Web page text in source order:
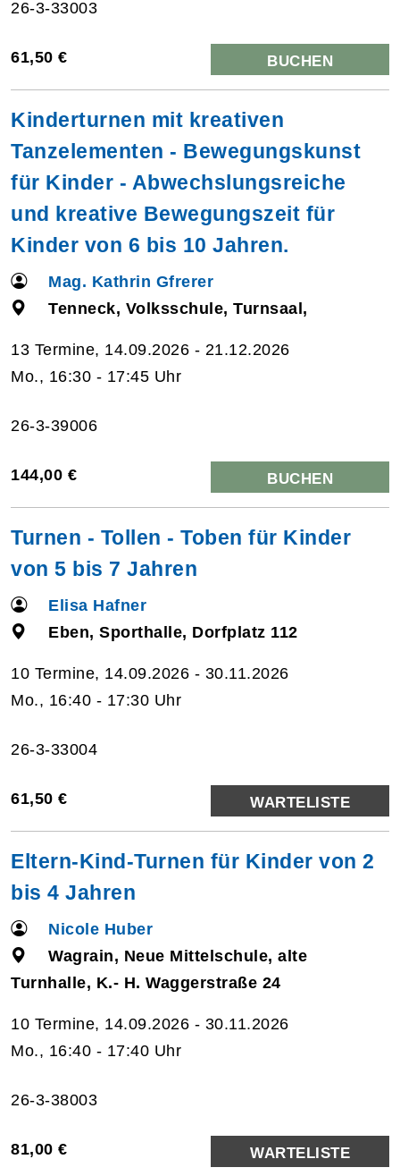
26-3-33003
61,50 € BUCHEN
Kinderturnen mit kreativen
Tanzelementen - Bewegungskunst
für Kinder - Abwechslungsreiche
und kreative Bewegungszeit für
Kinder von 6 bis 10 Jahren.
Mag. Kathrin Gfrerer
Tenneck, Volksschule, Turnsaal,
13 Termine, 14.09.2026 - 21.12.2026
Mo., 16:30 - 17:45 Uhr
26-3-39006
144,00 € BUCHEN
Turnen - Tollen - Toben für Kinder
von 5 bis 7 Jahren
Elisa Hafner
Eben, Sporthalle, Dorfplatz 112
10 Termine, 14.09.2026 - 30.11.2026
Mo., 16:40 - 17:30 Uhr
26-3-33004
61,50 € WARTELISTE
Eltern-Kind-Turnen für Kinder von 2
bis 4 Jahren
Nicole Huber
Wagrain, Neue Mittelschule, alte
Turnhalle, K.- H. Waggerstraße 24
10 Termine, 14.09.2026 - 30.11.2026
Mo., 16:40 - 17:40 Uhr
26-3-38003
81,00 € WARTELISTE